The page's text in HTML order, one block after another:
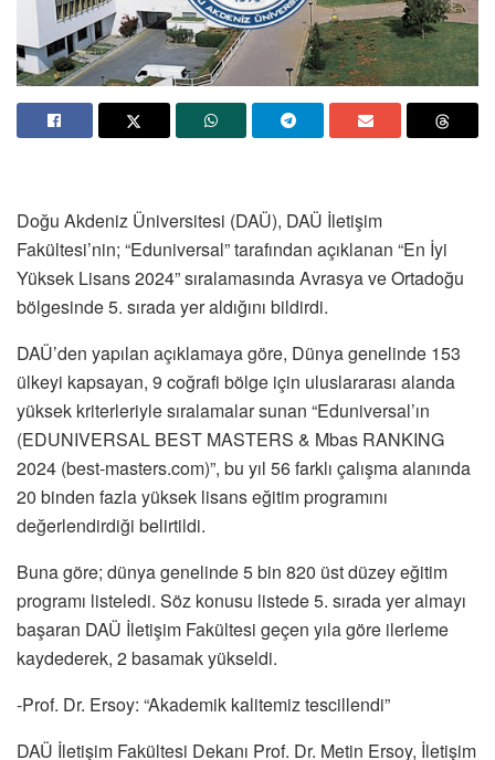
Doğu Akdeniz Üniversitesi (DAÜ), DAÜ İletişim
Fakültesi’nin; “Eduniversal” tarafından açıklanan “En İyi
Yüksek Lisans 2024” sıralamasında Avrasya ve Ortadoğu
bölgesinde 5. sırada yer aldığını bildirdi.
DAÜ’den yapılan açıklamaya göre, Dünya genelinde 153
ülkeyi kapsayan, 9 coğrafi bölge için uluslararası alanda
yüksek kriterleriyle sıralamalar sunan “Eduniversal’ın
(EDUNIVERSAL BEST MASTERS & Mbas RANKING
2024 (best-masters.com)”, bu yıl 56 farklı çalışma alanında
20 binden fazla yüksek lisans eğitim programını
değerlendirdiği belirtildi.
Buna göre; dünya genelinde 5 bin 820 üst düzey eğitim
programı listeledi. Söz konusu listede 5. sırada yer almayı
başaran DAÜ İletişim Fakültesi geçen yıla göre ilerleme
kaydederek, 2 basamak yükseldi.
-Prof. Dr. Ersoy: “Akademik kalitemiz tescillendi”
DAÜ İletişim Fakültesi Dekanı Prof. Dr. Metin Ersoy, İletişim